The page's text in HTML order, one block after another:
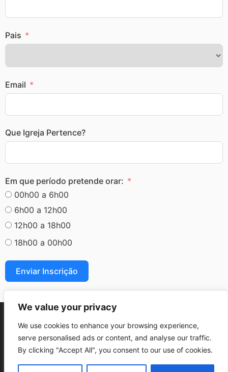
We value your privacy
We use cookies to enhance your browsing experience,
serve personalised ads or content, and analyse our traffic.
By clicking "Accept All", you consent to our use of cookies.
Pais
Email
Que Igreja Pertence?
Em que período pretende orar:
00h00 a 6h00
6h00 a 12h00
12h00 a 18h00
18h00 a 00h00
Enviar Inscrição
Políticas de Privacidade